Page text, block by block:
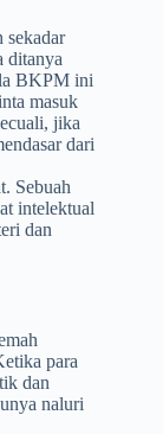
ditanya
BKPM ini
masuk
jika
dari
Sebuah
intelektual
dan
para
dan
naluri